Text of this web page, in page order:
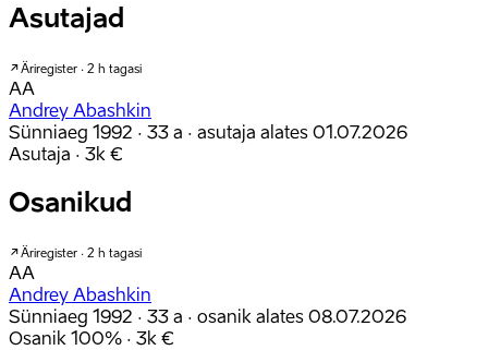
Asutajad
Äriregister · 2 h tagasi
AA
Andrey Abashkin
Sünniaeg 1992 · 33 a · asutaja alates 01.07.2026
Asutaja · 3k €
Osanikud
Äriregister · 2 h tagasi
AA
Andrey Abashkin
Sünniaeg 1992 · 33 a · osanik alates 08.07.2026
Osanik 100% · 3k €